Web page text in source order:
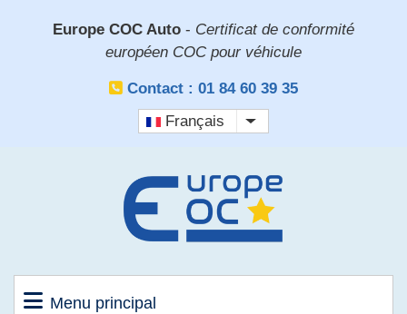
Europe COC Auto - Certificat de conformité
européen COC pour véhicule
Contact : 01 84 60 39 35
Français
Lister les actions
Menu principal